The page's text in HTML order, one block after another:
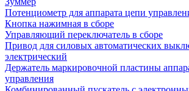
Потенциометр для аппарата цепи
Кнопка нажимная в сборе
Управляющий переключатель в сборе
Привод для силовых автоматических
электрический
Держатель маркировочной пластины
управления